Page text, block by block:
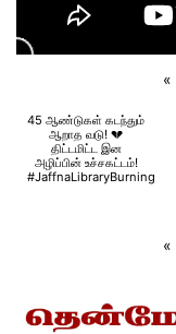
«
45 ஆண்டுகள் கடந்தும்
ஆறாத வடு! 💔
திட்டமிட்ட இன
அழிப்பின் உச்சகட்டம்!
#JaffnaLibraryBurning
«